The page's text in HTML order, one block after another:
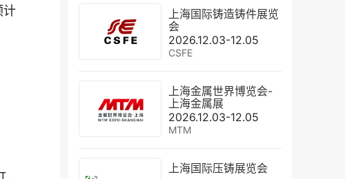
计
上海国际铸造铸件展览
会
2026.12.03-12.05
CSFE
上海金属世界博览会-
上海金属展
2026.12.03-12.05
MTM
上海国际压铸展览会